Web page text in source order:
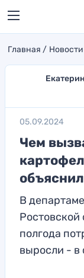
Главная
05.09.2024
Чем
В
Ростовской
полгода
выросли - в